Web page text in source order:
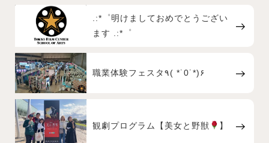
.:*゜明けましておめでとうござい
ます .:*゜
職業体験フェスタ٩( *˙0˙*)۶
観劇プログラム【美女と野獣 】